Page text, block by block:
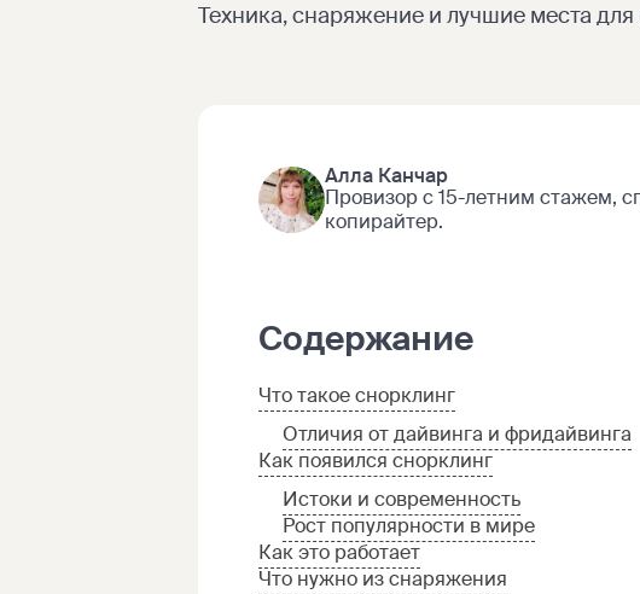
Техника, снаряжение и лучшие места для
Алла Канчар
Провизор с 15-летним стажем,
копирайтер.
Содержание
Что такое снорклинг
Отличия от дайвинга и фридайвинга
Как появился снорклинг
Истоки и современность
Рост популярности в мире
Как это работает
Что нужно из снаряжения